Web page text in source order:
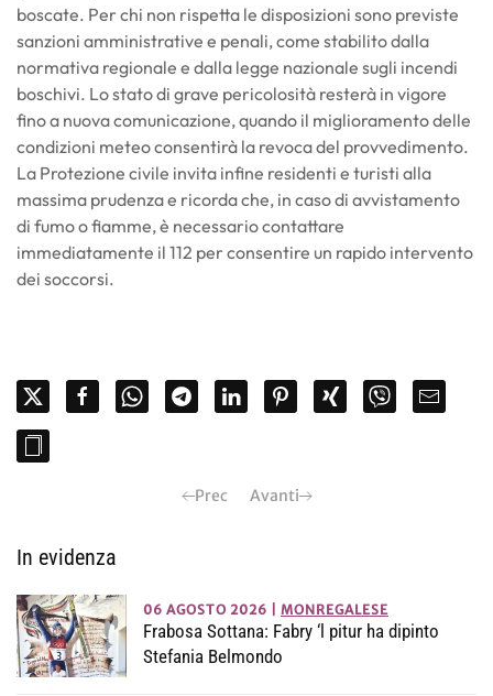
boscate. Per chi non rispetta le disposizioni sono previste
sanzioni amministrative e penali, come stabilito dalla
normativa regionale e dalla legge nazionale sugli incendi
boschivi. Lo stato di grave pericolosità resterà in vigore
fino a nuova comunicazione, quando il miglioramento delle
condizioni meteo consentirà la revoca del provvedimento.
La Protezione civile invita infine residenti e turisti alla
massima prudenza e ricorda che, in caso di avvistamento
di fumo o fiamme, è necessario contattare
immediatamente il 112 per consentire un rapido intervento
dei soccorsi.
Prec Avanti
In evidenza
06 AGOSTO 2026 MONREGALESE
Frabosa Sottana: Fabry ‘l pitur ha dipinto
Stefania Belmondo